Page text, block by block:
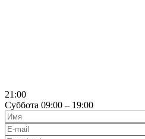
21:00
Суббота 09:00 – 19:00